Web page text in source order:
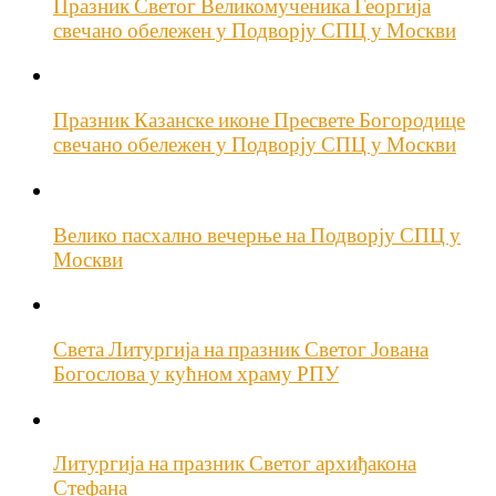
Празник Светог Великомученика Георгија
свечано обележен у Подворју СПЦ у Москви
Празник Казанске иконе Пресвете Богородице
свечано обележен у Подворју СПЦ у Москви
Велико пасхално вечерње на Подворју СПЦ у
Москви
Света Литургија на празник Светог Јована
Богослова у кућном храму РПУ
Литургија на празник Светог архиђакона
Стефана